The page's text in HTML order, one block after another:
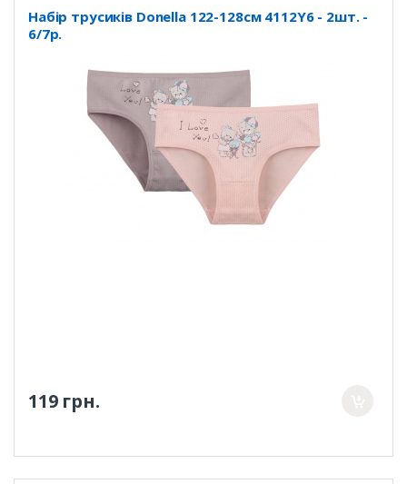
Набір трусиків Donella 122-128см 4112Y6 - 2шт. -
6/7р.
119 грн.